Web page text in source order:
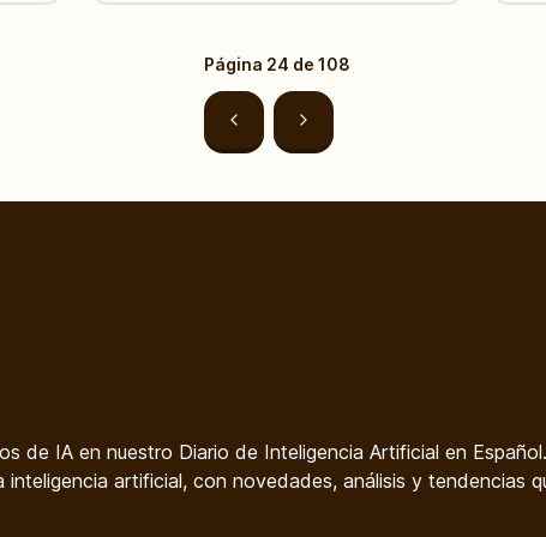
Página 24 de 108
de IA en nuestro Diario de Inteligencia Artificial en Español.
artificial, con novedades, análisis y tendencias